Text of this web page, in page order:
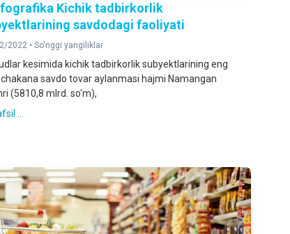
Kichik tadbirkorlik
savdodagi faoliyati
2022 •So'nggi yangiliklar
kesimida kichik tadbirkorlik subyektlarining eng
chakana savdo tovar aylanmasi hajmi Namangan
(5810,8 mlrd. so‘m),
...